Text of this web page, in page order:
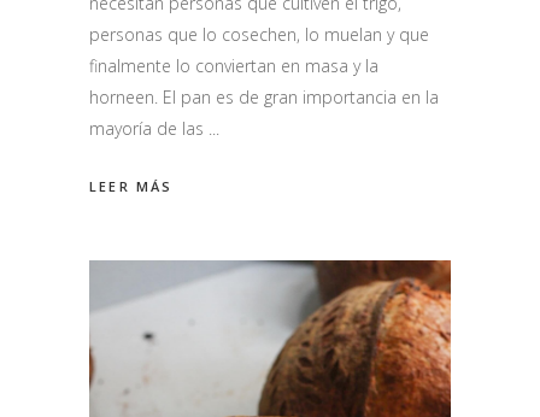
personas que lo cosechen, lo muelan y que
finalmente lo conviertan en masa y la
horneen. El pan es de gran importancia en la
mayoría de las
LEER MÁS